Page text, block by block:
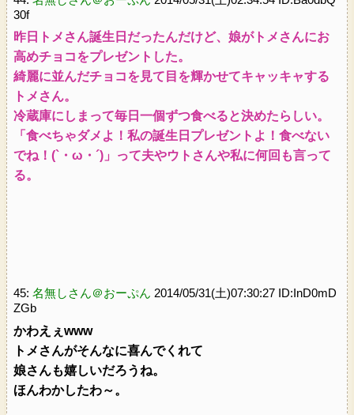
30f
昨日トメさん誕生日だったんだけど、娘がトメさんにお
高めチョコをプレゼントした。
綺麗に並んだチョコを見て目を輝かせてキャッキャする
トメさん。
冷蔵庫にしまって毎日一個ずつ食べると決めたらしい。
「食べちゃダメよ！私の誕生日プレゼントよ！食べない
でね！(`・ω・´)」って夫やウトさんや私に何回も言って
る。
45: 名無しさん＠おーぷん 2014/05/31(土)07:30:27 ID:InD0mD
ZGb
かわえぇwww
トメさんがそんなに喜んでくれて
娘さんも嬉しいだろうね。
ほんわかしたわ～。